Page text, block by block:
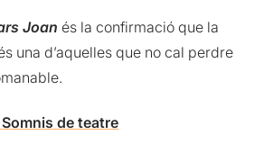
Joan és la confirmació que la
una d’aquelles que no cal perdre
de teatre